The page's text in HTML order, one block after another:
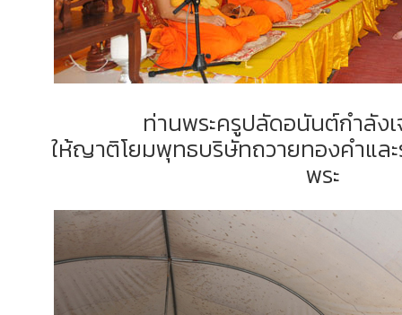
ท่านพระครูปลัดอนันต์กำลัง
ให้ญาติโยมพุทธบริษัทถวายทองคำแล
พระ